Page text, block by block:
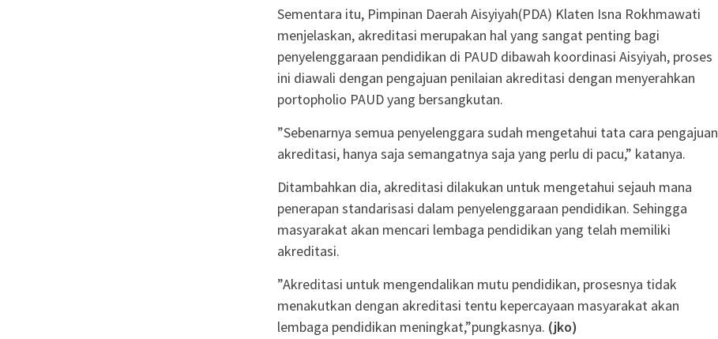
Sementara itu, Pimpinan Daerah Aisyiyah(PDA) Klaten Isna Rokhmawati
menjelaskan, akreditasi merupakan hal yang sangat penting bagi
penyelenggaraan pendidikan di PAUD dibawah koordinasi Aisyiyah, proses
ini diawali dengan pengajuan penilaian akreditasi dengan menyerahkan
portopholio PAUD yang bersangkutan.
”Sebenarnya semua penyelenggara sudah mengetahui tata cara pengajuan
akreditasi, hanya saja semangatnya saja yang perlu di pacu,” katanya.
Ditambahkan dia, akreditasi dilakukan untuk mengetahui sejauh mana
penerapan standarisasi dalam penyelenggaraan pendidikan. Sehingga
masyarakat akan mencari lembaga pendidikan yang telah memiliki
akreditasi.
”Akreditasi untuk mengendalikan mutu pendidikan, prosesnya tidak
menakutkan dengan akreditasi tentu kepercayaan masyarakat akan
lembaga pendidikan meningkat,”pungkasnya. (jko)